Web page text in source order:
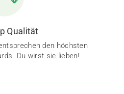
Qualität
den höchsten
Du wirst sie lieben!